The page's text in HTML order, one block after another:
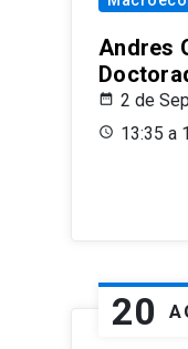
Andres
2 de
13:35 a
20